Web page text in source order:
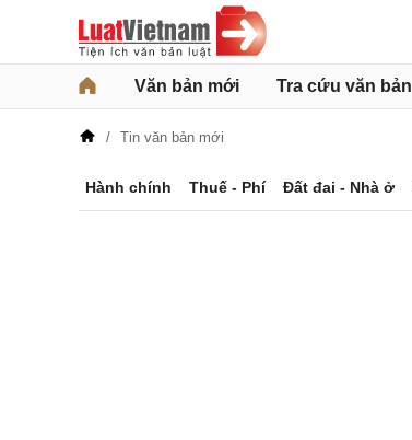
Văn bản mới Tra cứu văn bản
Tin văn bản mới
Hành chính Thuế - Phí Đất đai - Nhà ở